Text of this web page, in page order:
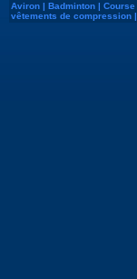
Aviron | Badminton |
vêtements de compression |